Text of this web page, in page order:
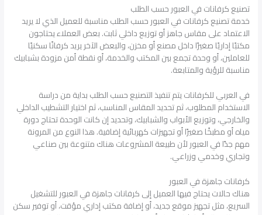
تصنيع كرفانات في العبور حسب الطلب
خدمة تصنيع كرفانات في العبور حسب الطلب مناسبة للعميل الذي لا يريد
الاعتماد على مقاس جاهز أو توزيع داخلي ثابت. بعض العملاء يحتاجون
مكتبًا إداريًا صغيرًا داخل مصنع أو مخزن، والبعض الآخر يريد كرفانًا سكنيًا
للعاملين، أو وحدة تجمع بين المكتب والخدمة، أو نقطة أمن مزودة بشبابيك
مناسبة للرؤية والمتابعة.
في العربي للكرفانات يتم تنفيذ التصنيع حسب الطلب بداية من دراسة
الاستخدام المطلوب، ثم تحديد المقاس المناسب، ثم اختيار التشطيب الداخلي
والخارجي، وتوزيع الأبواب والشبابيك، وتحديد إن كانت الوحدة تحتاج دورة
مياه أو مطبخًا صغيرًا أو تجهيزات كهربائية إضافية. هذا النوع من المرونة
مهم جدًا في العبور لأن طبيعة المشروعات هناك متنوعة بين صناعي
وتجاري وخدمي وزراعي.
كرفانات جاهزة في العبور
هناك حالات يحتاج فيها العميل إلى كرفانات جاهزة في العبور للتشغيل
السريع، مثل تجهيز موقع جديد، أو إضافة مكتب إداري مؤقت، أو توفير سكن